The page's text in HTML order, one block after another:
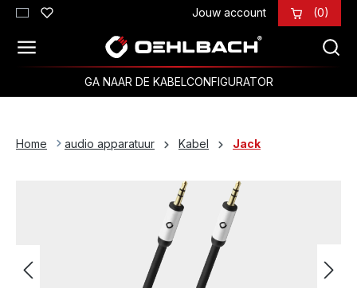
Ga naar de hoofdinhoud Jouw account (0)
GA NAAR DE KABELCONFIGURATOR
Home audio apparatuur Kabel Jack